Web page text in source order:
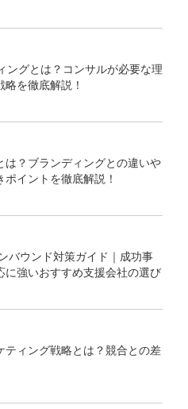
ングとは？コンサルが必要な理
を徹底解説！
は？ブランディングとの違いや
イントを徹底解説！
バウンド対策ガイド｜成功事
に強いおすすめ支援会社の選び
ティング戦略とは？競合との差